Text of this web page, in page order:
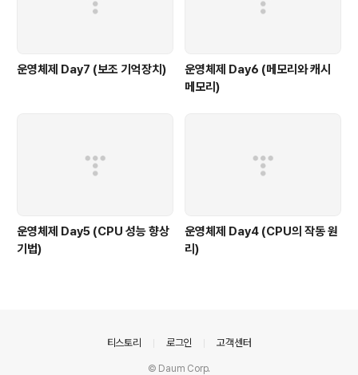
운영체제 Day7 (보조 기억장치)
운영체제 Day6 (메모리와 캐시
메모리)
운영체제 Day5 (CPU 성능 향상
기법)
운영체제 Day4 (CPU의 작동 원
리)
티스토리 로그인 고객센터
© Daum Corp.